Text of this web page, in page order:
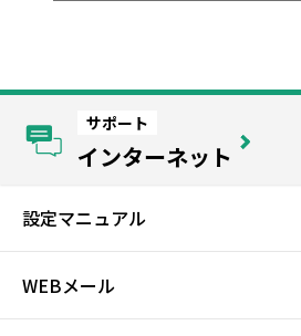
サポート
インターネット
設定マニュアル
WEBメール